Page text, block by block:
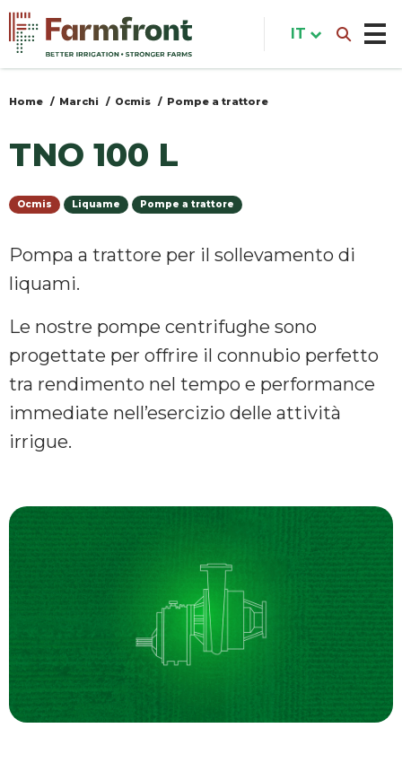
Salta
contenuto
principale
Tu
Home Marchi Ocmis Pompe a trattore
TNO 100 L
Ocmis Liquame Pompe a trattore
Pompa a trattore per il sollevamento di
liquami.
Le nostre pompe centrifughe sono
progettate per offrire il connubio perfetto
tra rendimento nel tempo e performance
immediate nell’esercizio delle attività
irrigue.
IT